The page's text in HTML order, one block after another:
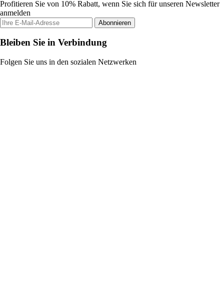
Profitieren Sie von 10% Rabatt, wenn Sie sich für unseren Newsletter
anmelden
Abonnieren
Bleiben Sie in Verbindung
Folgen Sie uns in den sozialen Netzwerken